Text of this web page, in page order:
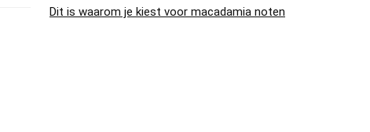
Dit is waarom je kiest voor macadamia noten